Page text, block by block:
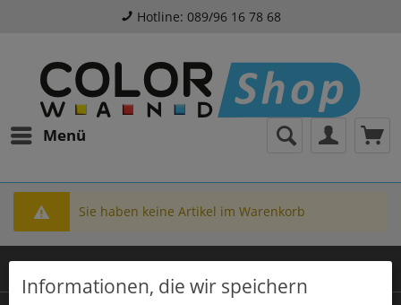
Hotline: 089/96 16 78 68
Menü
Sie haben keine Artikel im Warenkorb
Informationen, die wir speichern